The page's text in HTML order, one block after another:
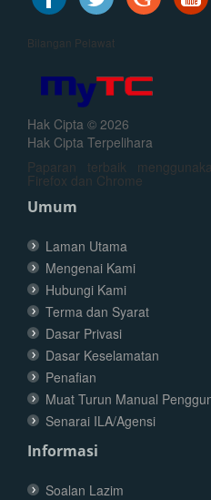
Bilangan Pelawat
Hak Cipta © 2026
Hak Cipta Terpelihara
Paparan terbaik
Firefox dan Chrome
Umum
Laman Utama
Mengenai Kami
Hubungi Kami
Terma dan Syarat
Dasar Privasi
Dasar Keselamatan
Penafian
Muat Turun Manual
Senarai ILA/Agensi
Informasi
Soalan Lazim